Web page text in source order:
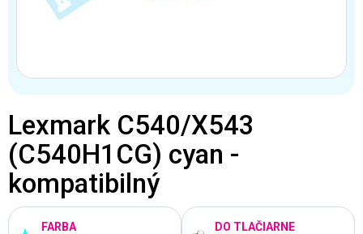
Lexmark C540/X543
(C540H1CG) cyan -
kompatibilný
FARBA
DO TLAČIARNE